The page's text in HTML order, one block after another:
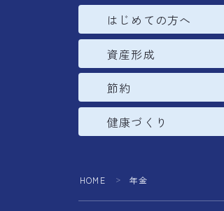
はじめての方へ
資産形成
節約
健康づくり
HOME ＞ 年金